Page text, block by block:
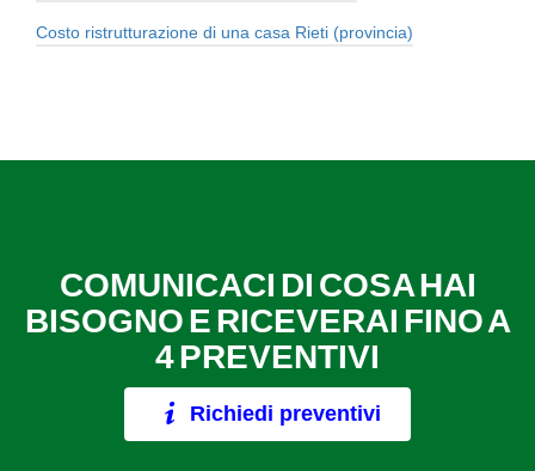
Costo ristrutturazione di una casa Rieti (provincia)
COMUNICACI DI COSA HAI
BISOGNO E RICEVERAI FINO A
4 PREVENTIVI
Richiedi preventivi